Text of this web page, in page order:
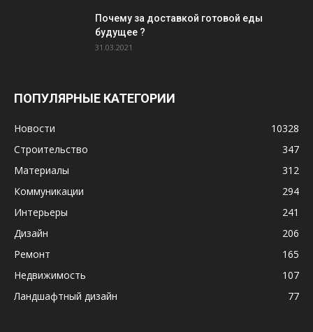
Почему за доставкой готовой еды
будущее ?
31.03.2021
ПОПУЛЯРНЫЕ КАТЕГОРИИ
Новости
10328
Строительство
347
Материалы
312
Коммуникации
294
Интерьеры
241
Дизайн
206
Ремонт
165
Недвижимость
107
Ландшафтный дизайн
77